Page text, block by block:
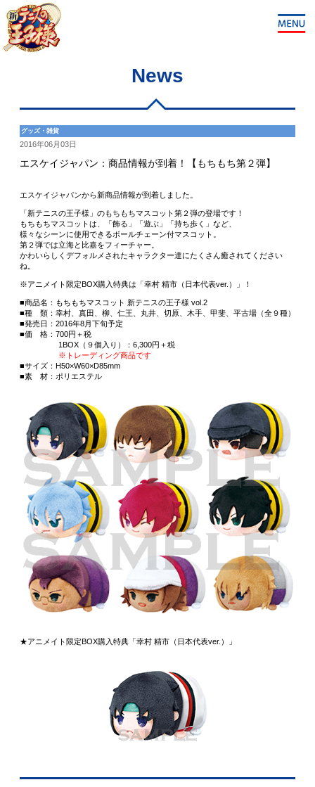
News
グッズ・雑貨
2016年06月03日
エスケイジャパン：商品情報が到着！【もちもち第２弾】
エスケイジャパンから新商品情報が到着しました。
「新テニスの王子様」のもちもちマスコット第２弾の登場です！
もちもちマスコットは、「飾る」「遊ぶ」「持ち歩く」など、
様々なシーンに使用できるボールチェーン付マスコット。
第２弾では立海と比嘉をフィーチャー。
かわいらしくデフォルメされたキャラクター達にたくさん癒されてください
ね。
※アニメイト限定BOX購入特典は「幸村 精市（日本代表ver.）」！
■商品名：もちもちマスコット 新テニスの王子様 vol.2
■種 類：幸村、真田、柳、仁王、丸井、切原、木手、甲斐、平古場（全９種）
■発売日：2016年8月下旬予定
■価 格：700円＋税
1BOX（９個入り）：6,300円＋税
※トレーディング商品です
■サイズ：H50×W60×D85mm
■素 材：ポリエステル
★アニメイト限定BOX購入特典「幸村 精市（日本代表ver.）」